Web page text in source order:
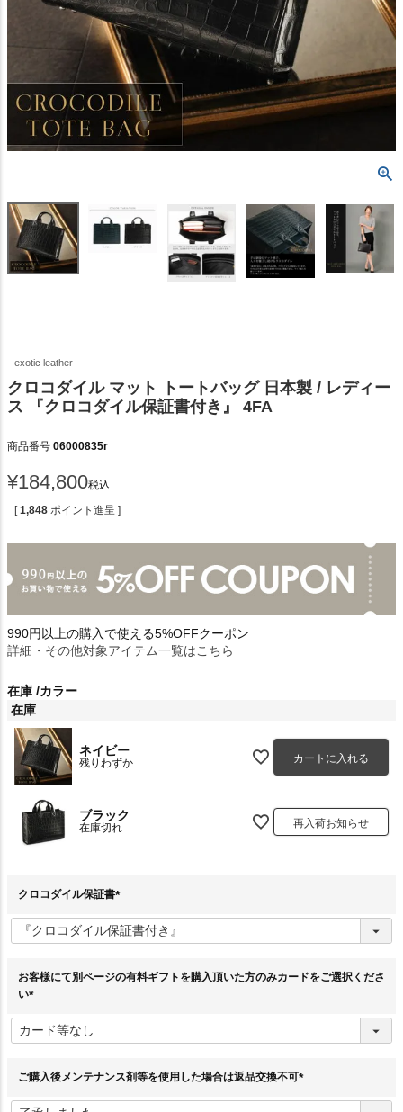
exotic leather
クロコダイル マット トートバッグ 日本製 / レディー
ス 『クロコダイル保証書付き』 4FA
商品番号 06000835r
¥184,800税込
[ 1,848 ポイント進呈 ]
990円以上の購入で使える5%OFFクーポン
詳細・その他対象アイテム一覧はこちら
在庫 カラー
在庫
ネイビー
残りわずか カートに入れる
ブラック
在庫切れ 再入荷お知らせ
クロコダイル保証書
必
須
お客様にて別ページの有料ギフトを購入頂いた方のみカードをご選択くださ
い
必
須
ご購入後メンテナンス剤等を使用した場合は返品交換不可